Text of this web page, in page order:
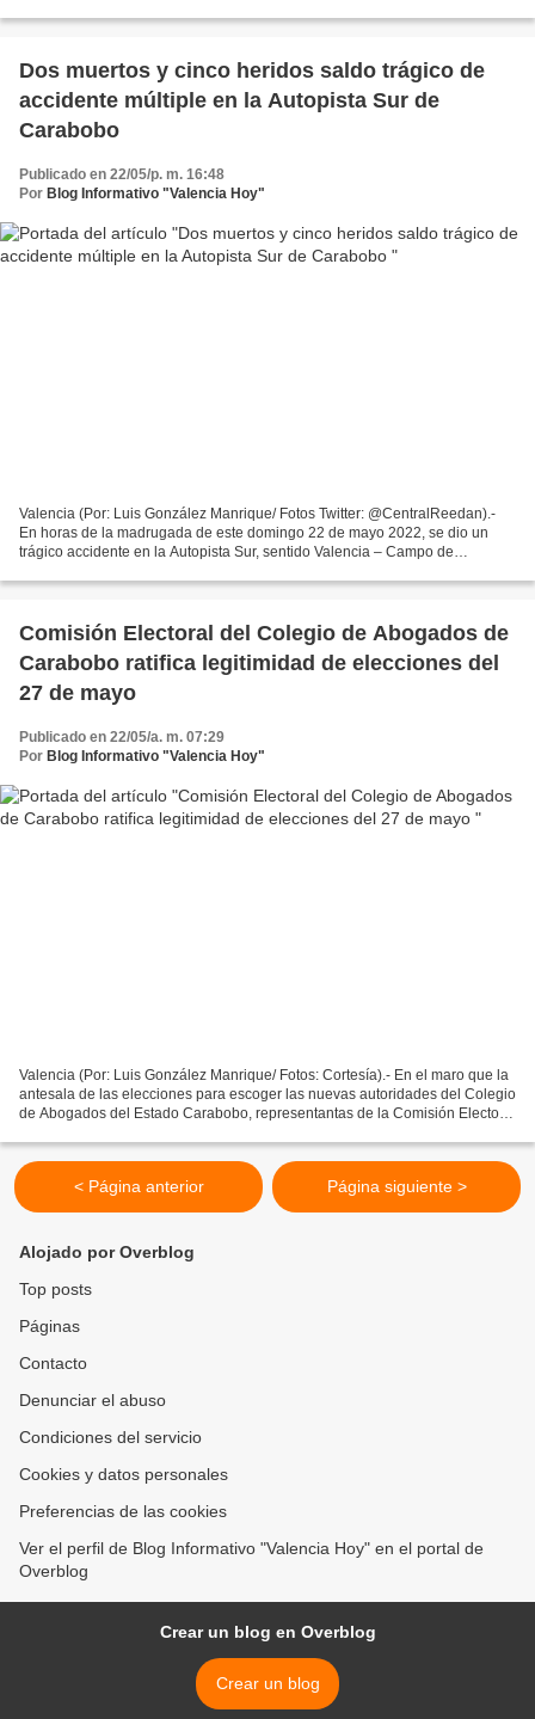
Dos muertos y cinco heridos saldo trágico de
accidente múltiple en la Autopista Sur de
Carabobo
Publicado en 22/05/p. m. 16:48
Por Blog Informativo "Valencia Hoy"
Valencia (Por: Luis González Manrique/ Fotos Twitter: @CentralReedan).-
En horas de la madrugada de este domingo 22 de mayo 2022, se dio un
trágico accidente en la Autopista Sur, sentido Valencia – Campo de
Comisión Electoral del Colegio de Abogados de
Carabobo ratifica legitimidad de elecciones del
27 de mayo
Publicado en 22/05/a. m. 07:29
Por Blog Informativo "Valencia Hoy"
Valencia (Por: Luis González Manrique/ Fotos: Cortesía).- En el maro que la
antesala de las elecciones para escoger las nuevas autoridades del Colegio
de Abogados del Estado Carabobo, representantas de la Comisión Electoral
< Página anterior Página siguiente >
Alojado por Overblog
Top posts
Páginas
Contacto
Denunciar el abuso
Condiciones del servicio
Cookies y datos personales
Preferencias de las cookies
Ver el perfil de Blog Informativo "Valencia Hoy" en el portal de
Overblog
Crear un blog en Overblog
Crear un blog